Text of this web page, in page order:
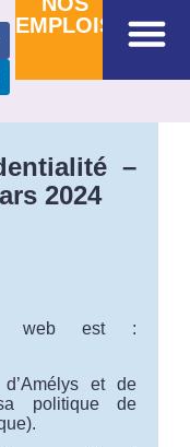
EMPLOIS
–
2024
web est :
et de
politique de